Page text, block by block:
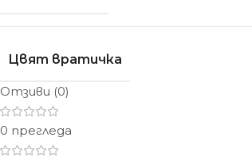
Цвят вратичка
Отзиви (0)
0 прегледа